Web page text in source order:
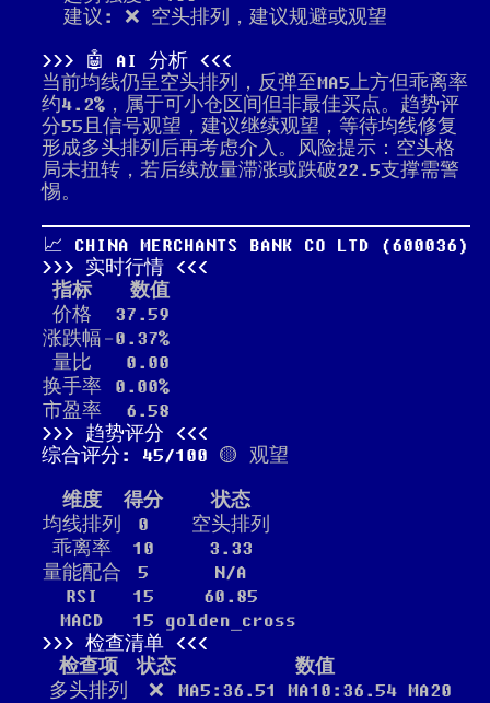
建议: ❌ 空头排列，建议规避或观望
🤖 AI 分析
当前均线仍呈空头排列，反弹至MA5上方但乖离率
约4.2%，属于可小仓区间但非最佳买点。趋势评
分55且信号观望，建议继续观望，等待均线修复
形成多头排列后再考虑介入。风险提示：空头格
局未扭转，若后续放量滞涨或跌破22.5支撑需警
惕。
📈 CHINA MERCHANTS BANK CO LTD (600036)
实时行情
指标
数值
价格
37.59
涨跌幅 -0.37%
量比
0.00
换手率
0.00%
市盈率
6.58
趋势评分
综合评分: 45/100 🟡 观望
维度 得分
状态
均线排列
0
空头排列
乖离率
10
3.33
量能配合
5
N/A
RSI
15
60.85
MACD
15 golden_cross
检查清单
检查项
状态
数值
多头排列
❌
MA5:36.51 MA10:36.54 MA20